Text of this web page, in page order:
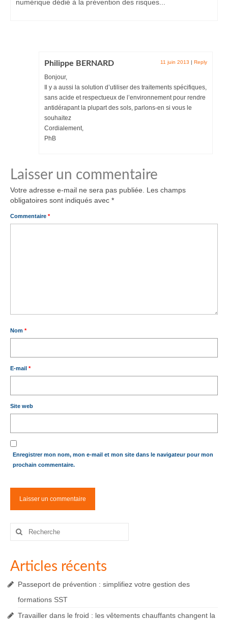
numérique dédié à la prévention des risques...
Philippe BERNARD 11 juin 2013 | Reply
Bonjour,
Il y a aussi la solution d’utiliser des traitements spécifiques,
sans acide et respectueux de l’environnement pour rendre
antidérapant la plupart des sols, parlons-en si vous le
souhaitez
Cordialement,
PhB
Laisser un commentaire
Votre adresse e-mail ne sera pas publiée.
Les champs
obligatoires sont indiqués avec *
Commentaire *
Nom *
E-mail *
Site web
Enregistrer mon nom, mon e-mail et mon site dans le navigateur pour mon
prochain commentaire.
Rechercher
Articles récents
Passeport de prévention : simplifiez votre gestion des
formations SST
Travailler dans le froid : les vêtements chauffants changent la